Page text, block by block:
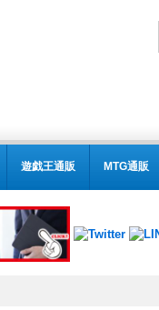
遊戯王通販 MTG通販